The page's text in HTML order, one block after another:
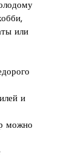
или
и
можно